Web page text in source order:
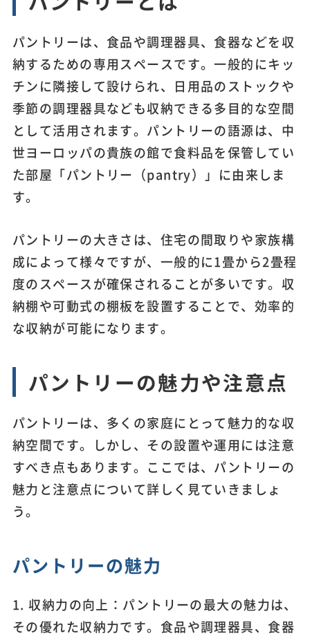
パントリーは、食品や調理器具、食器などを収
納するための専用スペースです。一般的にキッ
チンに隣接して設けられ、日用品のストックや
季節の調理器具なども収納できる多目的な空間
として活用されます。パントリーの語源は、中
世ヨーロッパの貴族の館で食料品を保管してい
た部屋「パントリー（pantry）」に由来しま
す。
パントリーの大きさは、住宅の間取りや家族構
成によって様々ですが、一般的に1畳から2畳程
度のスペースが確保されることが多いです。収
納棚や可動式の棚板を設置することで、効率的
な収納が可能になります。
パントリーの魅力や注意点
パントリーは、多くの家庭にとって魅力的な収
納空間です。しかし、その設置や運用には注意
すべき点もあります。ここでは、パントリーの
魅力と注意点について詳しく見ていきましょ
う。
パントリーの魅力
1. 収納力の向上：パントリーの最大の魅力は、
その優れた収納力です。食品や調理器具、食器